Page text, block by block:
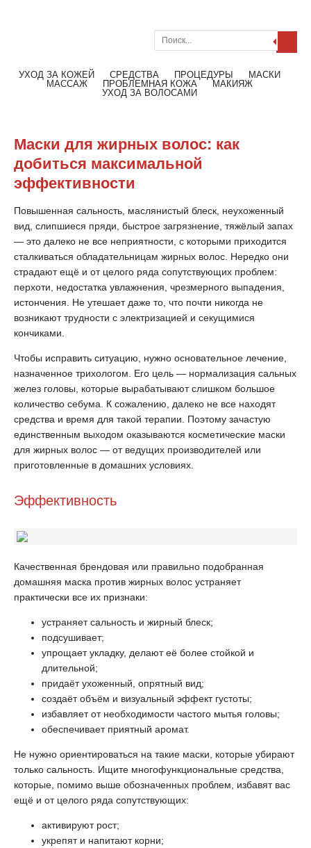
УХОД ЗА КОЖЕЙ СРЕДСТВА ПРОЦЕДУРЫ
МАСКИ
МАССАЖ
ПРОБЛЕМНАЯ КОЖА
МАКИЯЖ
УХОД ЗА ВОЛОСАМИ
Маски для жирных волос: как
добиться максимальной
эффективности
Повышенная сальность, маслянистый блеск, неухоженный
вид, слипшиеся пряди, быстрое загрязнение, тяжёлый запах
— это далеко не все неприятности, с которыми приходится
сталкиваться обладательницам жирных волос. Нередко они
страдают ещё и от целого ряда сопутствующих проблем:
перхоти, недостатка увлажнения, чрезмерного выпадения,
истончения. Не утешает даже то, что почти никогда не
возникают трудности с электризацией и секущимися
кончиками.
Чтобы исправить ситуацию, нужно основательное лечение,
назначенное трихологом. Его цель — нормализация сальных
желез головы, которые вырабатывают слишком большое
количество себума. К сожалению, далеко не все находят
средства и время для такой терапии. Поэтому зачастую
единственным выходом оказываются косметические маски
для жирных волос — от ведущих производителей или
приготовленные в домашних условиях.
Эффективность
Качественная брендовая или правильно подобранная
домашняя маска против жирных волос устраняет
практически все их признаки:
устраняет сальность и жирный блеск;
подсушивает;
упрощает укладку, делают её более стойкой и
длительной;
придаёт ухоженный, опрятный вид;
создаёт объём и визуальный эффект густоты;
избавляет от необходимости частого мытья головы;
обеспечивает приятный аромат.
Не нужно ориентироваться на такие маски, которые убирают
только сальность. Ищите многофункциональные средства,
которые, помимо выше обозначенных проблем, избавят вас
ещё и от целого ряда сопутствующих:
активируют рост;
укрепят и напитают корни;